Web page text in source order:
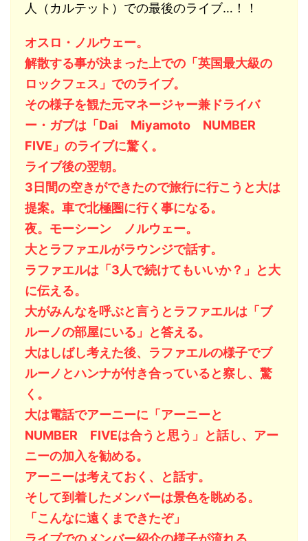
人（カルテット）での最後のライブ…！！
オスロ・ノルウェー。
解散する事が決まった上での「英国最大級の
ロックフェス」でのライブ。
その様子を観た元マネージャー兼ドライバ
ー・ガブは「Dai Miyamoto NUMBER
FIVE」のライブに驚く。
ライブ後の翌朝。
3日間の空きができたので旅行に行こうと大は
提案。車で北極圏に行く事になる。
夜。モーシーン ノルウェー。
大とラファエルがラウンジで話す。
ラファエルは「3人で続けてもいいか？」と大
に伝える。
大がみんなを呼ぶと言うとラファエルは「ブ
ルーノの部屋にいる」と答える。
大はしばし考えた後、ラファエルの様子でブ
ルーノとハンナが付き合っていると察し、驚
く。
大は電話でアーニーに「アーニーと
NUMBER FIVEは合うと思う」と話し、アー
ニーの加入を勧める。
アーニーは考えておく、と話す。
そして到着したメンバーは景色を眺める。
「こんなに遠くまできたぞ」